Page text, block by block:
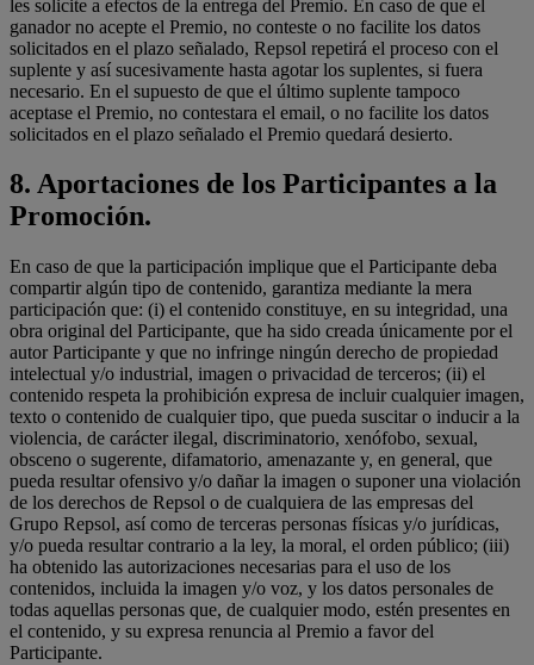
les solicite a efectos de la entrega del Premio. En caso de que el
ganador no acepte el Premio, no conteste o no facilite los datos
solicitados en el plazo señalado, Repsol repetirá el proceso con el
suplente y así sucesivamente hasta agotar los suplentes, si fuera
necesario. En el supuesto de que el último suplente tampoco
aceptase el Premio, no contestara el email, o no facilite los datos
solicitados en el plazo señalado el Premio quedará desierto.
8. Aportaciones de los Participantes a la
Promoción.
En caso de que la participación implique que el Participante deba
compartir algún tipo de contenido, garantiza mediante la mera
participación que: (i) el contenido constituye, en su integridad, una
obra original del Participante, que ha sido creada únicamente por el
autor Participante y que no infringe ningún derecho de propiedad
intelectual y/o industrial, imagen o privacidad de terceros; (ii) el
contenido respeta la prohibición expresa de incluir cualquier imagen,
texto o contenido de cualquier tipo, que pueda suscitar o inducir a la
violencia, de carácter ilegal, discriminatorio, xenófobo, sexual,
obsceno o sugerente, difamatorio, amenazante y, en general, que
pueda resultar ofensivo y/o dañar la imagen o suponer una violación
de los derechos de Repsol o de cualquiera de las empresas del
Grupo Repsol, así como de terceras personas físicas y/o jurídicas,
y/o pueda resultar contrario a la ley, la moral, el orden público; (iii)
ha obtenido las autorizaciones necesarias para el uso de los
contenidos, incluida la imagen y/o voz, y los datos personales de
todas aquellas personas que, de cualquier modo, estén presentes en
el contenido, y su expresa renuncia al Premio a favor del
Participante.